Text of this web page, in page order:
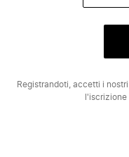
Registrandoti, accetti i nostri